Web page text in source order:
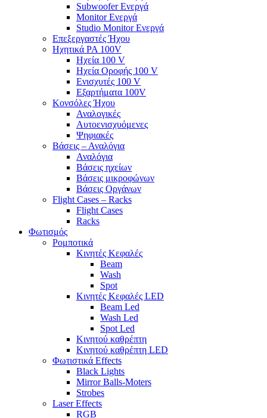
Subwoofer Ενεργά
Monitor Ενεργά
Studio Monitor Ενεργά
Επεξεργαστές Ήχου
Ηχητικά PA 100V
Ηχεία 100 V
Ηχεία Οροφής 100 V
Ενισχυτές 100 V
Εξαρτήματα 100V
Κονσόλες Ήχου
Αναλογικές
Αυτοενισχυόμενες
Ψηφιακές
Βάσεις – Αναλόγια
Αναλόγια
Βάσεις ηχείων
Βάσεις μικροφώνων
Βάσεις Οργάνων
Flight Cases – Racks
Flight Cases
Racks
Φωτισμός
Ρομποτικά
Κινητές Κεφαλές
Beam
Wash
Spot
Κινητές Κεφαλές LED
Beam Led
Wash Led
Spot Led
Κινητού καθρέπτη
Κινητού καθρέπτη LED
Φωτιστικά Effects
Black Lights
Mirror Balls-Moters
Strobes
Laser Effects
RGB